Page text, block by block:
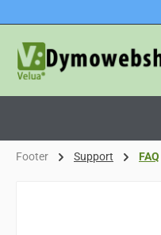
Footer Support FAQ